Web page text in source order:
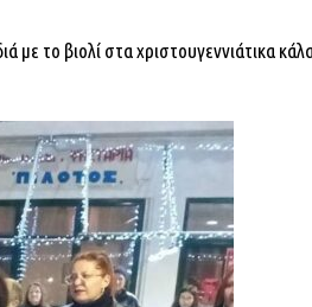
το βιολί στα χριστουγεννιάτικα